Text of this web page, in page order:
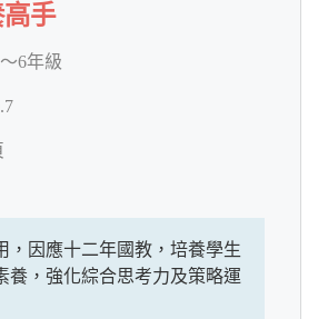
手
6年級
，因應十二年國教，培養學生
養，強化綜合思考力及策略運